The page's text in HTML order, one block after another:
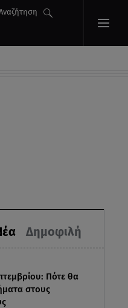
Δημοφιλή
Πότε θα
στους